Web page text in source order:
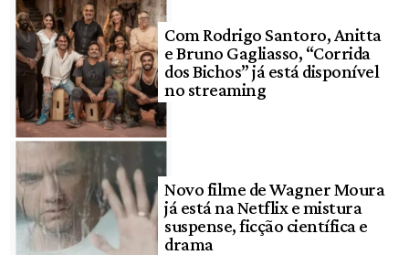
Com Rodrigo Santoro, Anitta
e Bruno Gagliasso, “Corrida
dos Bichos” já está disponível
no streaming
Novo filme de Wagner Moura
já está na Netflix e mistura
suspense, ficção científica e
drama